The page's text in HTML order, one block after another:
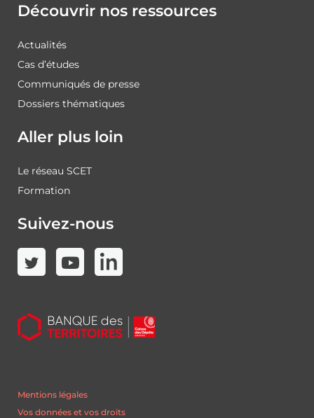
Découvrir nos ressources
Actualités
Cas d’études
Communiqués de presse
Dossiers thématiques
Aller plus loin
Le réseau SCET
Formation
Suivez-nous
Mentions légales
Vos données et vos droits